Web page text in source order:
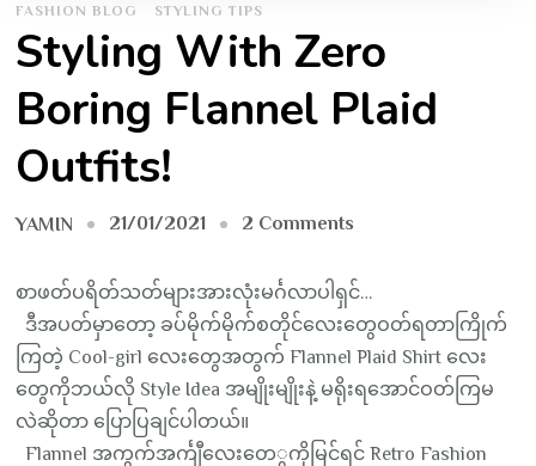
FASHION BLOG STYLING TIPS
Styling With Zero
Boring Flannel Plaid
Outfits!
YAMIN 21/01/2021 2 Comments
With
Zero
Boring
Flannel
Outfits!
စာဖတ်ပရိတ်သတ်များအားလုံးမင်္ဂလာပါရှင်…
ဒီအပတ်မှာတော့ ခပ်မိုက်မိုက်စတိုင်လေးတွေဝတ်ရတာကြိုက်
ကြတဲ့ Cool-girl လေးတွေအတွက် Flannel Plaid Shirt လေး
တွေကိုဘယ်လို Style Idea အမျိုးမျိုးနဲ့ မရိုးရအောင်ဝတ်ကြမ
လဲဆိုတာ ပြောပြချင်ပါတယ်။
Flannel အကွက်အင်္ကျီလေးတေွကိုမြင်ရင် Retro Fashion